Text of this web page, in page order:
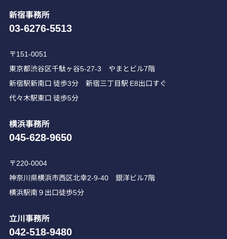
新宿事務所
03-6276-5513
〒151-0051
東京都渋谷区千駄ヶ谷5-27-3 やまとビル7階
新宿駅新南口 徒歩3分 新宿三丁目駅 E8出口すぐ
代々木駅東口 徒歩5分
横浜事務所
045-628-9650
〒220-0004
神奈川県横浜市西区北幸2-9-40 銀洋ビル7階
横浜駅南９出口徒歩5分
立川事務所
042-518-9480